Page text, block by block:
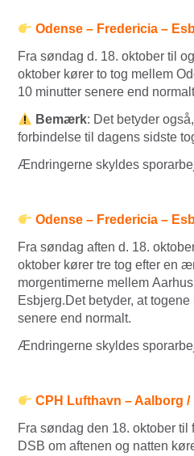
Odense – Fredericia –
Fra søndag d. 18. oktober til
oktober kører to tog mellem
10 minutter senere end
Bemærk: Det betyder
forbindelse til dagens sidste
Ændringerne skyldes
Odense – Fredericia –
Fra søndag aften d. 18.
oktober kører tre tog efter en
morgentimerne mellem
Esbjerg.Det betyder, at
senere end normalt.
Ændringerne skyldes
CPH Lufthavn – Aalborg /
Fra søndag den 18. oktober til
DSB om aftenen og natten